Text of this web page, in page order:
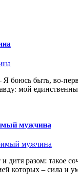
быть, во-первых,
правду: мой
мужчина
разом: такое
которых –